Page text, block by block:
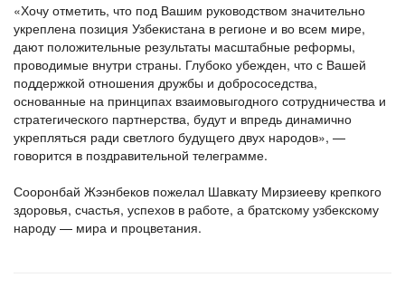
«Хочу отметить, что под Вашим руководством значительно
укреплена позиция Узбекистана в регионе и во всем мире,
дают положительные результаты масштабные реформы,
проводимые внутри страны. Глубоко убежден, что с Вашей
поддержкой отношения дружбы и добрососедства,
основанные на принципах взаимовыгодного сотрудничества и
стратегического партнерства, будут и впредь динамично
укрепляться ради светлого будущего двух народов», —
говорится в поздравительной телеграмме.
Сооронбай Жээнбеков пожелал Шавкату Мирзиееву крепкого
здоровья, счастья, успехов в работе, а братскому узбекскому
народу — мира и процветания.